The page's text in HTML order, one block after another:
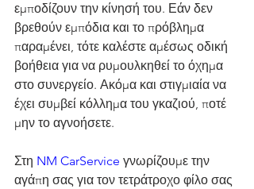
εμποδίζουν την κίνησή του. Εάν δεν
βρεθούν εμπόδια και το πρόβλημα
παραμένει, τότε καλέστε αμέσως οδική
βοήθεια για να ρυμουλκηθεί το όχημα
στο συνεργείο. Ακόμα και στιγμιαία να
έχει συμβεί κόλλημα του γκαζιού, ποτέ
μην το αγνοήσετε.
Στη NM CarService γνωρίζουμε την
αγάπη σας για τον τετράτροχο φίλο σας